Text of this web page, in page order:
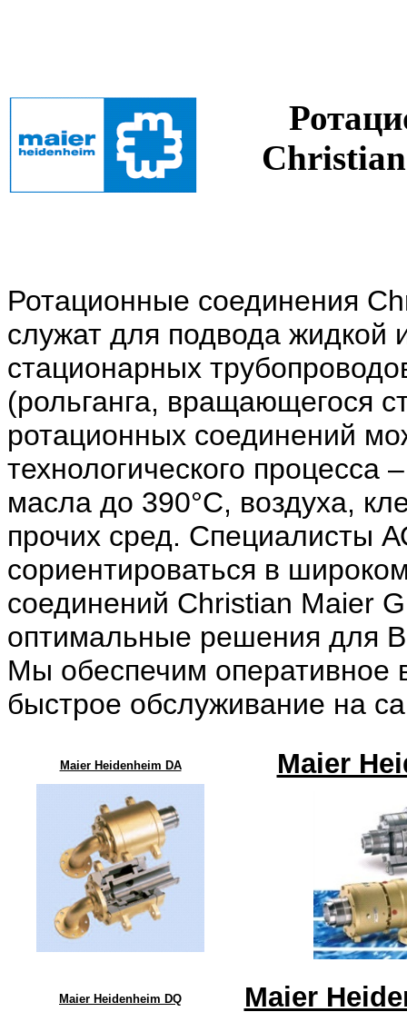
Ротационные соединения
служат для подвода жидкой
стационарных
(рольганга, вращающегося
ротационных соединений
технологического процесса
масла до 390°C, воздуха,
прочих сред. Специалисты
сориентироваться в
соединений Christian Maier
оптимальные решения для
Мы обеспечим оперативное
быстрое обслуживание на
Maier Heidenheim DA Maier
Maier Heidenheim DQ Maier